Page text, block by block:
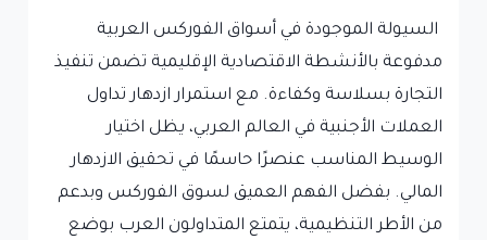
السيولة الموجودة في أسواق الفوركس العربية
مدفوعة بالأنشطة الاقتصادية الإقليمية تضمن تنفيذ
التجارة بسلاسة وكفاءة. مع استمرار ازدهار تداول
العملات الأجنبية في العالم العربي، يظل اختيار
الوسيط المناسب عنصرًا حاسمًا في تحقيق الازدهار
المالي. بفضل الفهم العميق لسوق الفوركس وبدعم
من الأطر التنظيمية، يتمتع المتداولون العرب بوضع